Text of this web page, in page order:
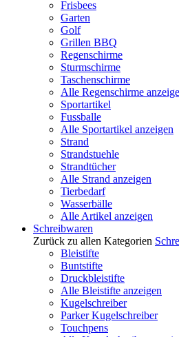
Frisbees
Garten
Golf
Grillen BBQ
Regenschirme
Sturmschirme
Taschenschirme
Alle Regenschirme
Sportartikel
Fussballe
Alle Sportartikel anzeigen
Strand
Strandstuehle
Strandtücher
Alle Strand anzeigen
Tierbedarf
Wasserbälle
Alle Artikel anzeigen
Schreibwaren
Zurück zu allen Kategorien
Bleistifte
Buntstifte
Druckbleistifte
Alle Bleistifte anzeigen
Kugelschreiber
Parker Kugelschreiber
Touchpens